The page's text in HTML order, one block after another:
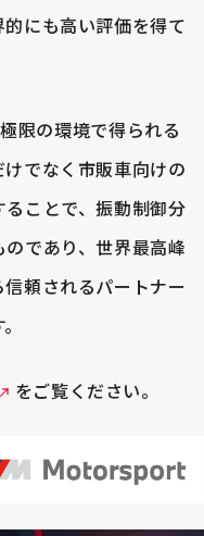
にも高い評価を得て
限の環境で得られる
でなく市販車向けの
ことで、振動制御分
であり、世界最高峰
頼されるパートナー
をご覧ください。